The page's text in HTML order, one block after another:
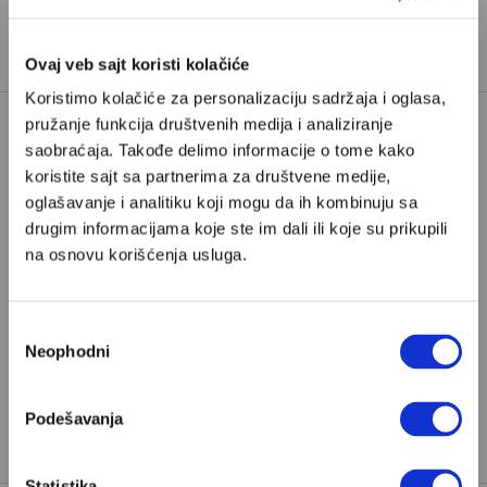
Ovaj veb sajt koristi kolačiće
Koristimo kolačiće za personalizaciju sadržaja i oglasa,
pružanje funkcija društvenih medija i analiziranje
saobraćaja. Takođe delimo informacije o tome kako
koristite sajt sa partnerima za društvene medije,
oglašavanje i analitiku koji mogu da ih kombinuju sa
drugim informacijama koje ste im dali ili koje su prikupili
na osnovu korišćenja usluga.
сагласности
Neophodni
Podešavanja
u Velikim pričama
ADOLF HITLER
ALTERNATIVA ZA NEMAČKU
DESNICA
DONALD TRAMP
FAŠIZAM